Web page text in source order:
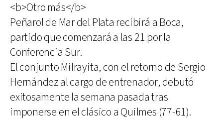
<b>Otro más</b>
Peñarol de Mar del Plata recibirá a Boca,
partido que comenzará a las 21 por la
Conferencia Sur.
El conjunto Milrayita, con el retorno de Sergio
Hernández al cargo de entrenador, debutó
exitosamente la semana pasada tras
imponerse en el clásico a Quilmes (77-61).